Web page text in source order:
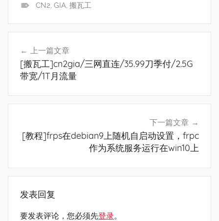
CN2 GIA, 搬瓦工
航
上一篇文章
[搬瓦工]cn2gia/三网直连/35.99刀季付/2.5G
带宽/1T月流量
下一篇文章
[教程]frps在debian9上随机自启动设置，frpc
作为系统服务运行在win10上
发表回复
要发表评论，您必须先登录。